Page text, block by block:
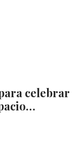
celebrar